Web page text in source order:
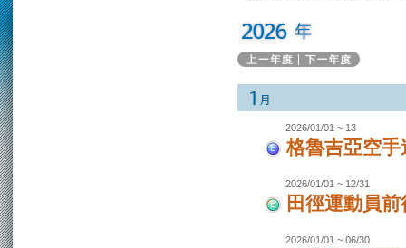
2026/01/01 ~ 13
格魯吉亞空
2026/01/01 ~ 12/31
田徑運動員
2026/01/01 ~ 06/30